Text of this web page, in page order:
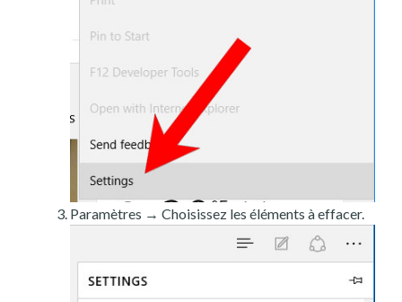
Paramètres → Choisissez les éléments à effacer.